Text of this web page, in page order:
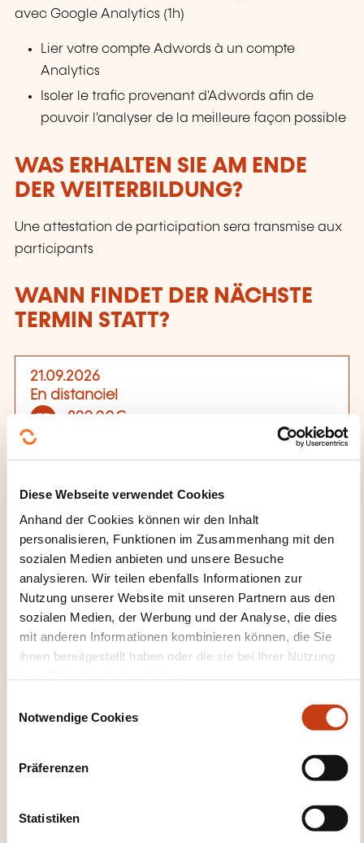
Diese Webseite verwendet Cookies
Anhand der Cookies können wir den Inhalt
personalisieren, Funktionen im Zusammenhang mit den
sozialen Medien anbieten und unsere Besuche
analysieren. Wir teilen ebenfalls Informationen zur
Nutzung unserer Website mit unseren Partnern aus den
sozialen Medien, der Werbung und der Analyse, die dies
mit anderen Informationen kombinieren können, die Sie
ihnen bereitgestellt haben oder die sie bei Ihrer Nutzung
Notwendige Cookies
Präferenzen
Statistiken
avec Google Analytics (1h)
Lier votre compte Adwords à un compte
Analytics
Isoler le trafic provenant d'Adwords afin de
pouvoir l'analyser de la meilleure façon possible
WAS ERHALTEN SIE AM ENDE
DER WEITERBILDUNG?
Une attestation de participation sera transmise aux
participants
WANN FINDET DER NÄCHSTE
TERMIN STATT?
21.09.2026
En distanciel
FR 890,00€
Details anzeigen
En distanciel
Anmeldefrist
21.09.2026
19.11.2026
En distanciel
Details anzeigen